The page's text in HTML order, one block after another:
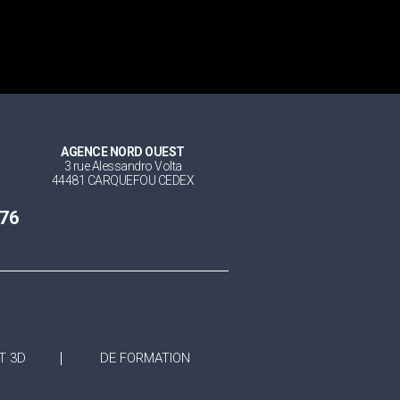
AGENCE NORD OUEST
3 rue Alessandro Volta
44481 CARQUEFOU CEDEX
3D DE FORMATION